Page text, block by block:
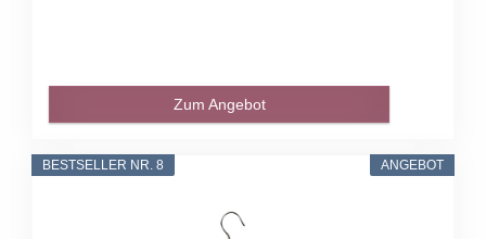
Zum Angebot
ANGEBOT
BESTSELLER NR. 8